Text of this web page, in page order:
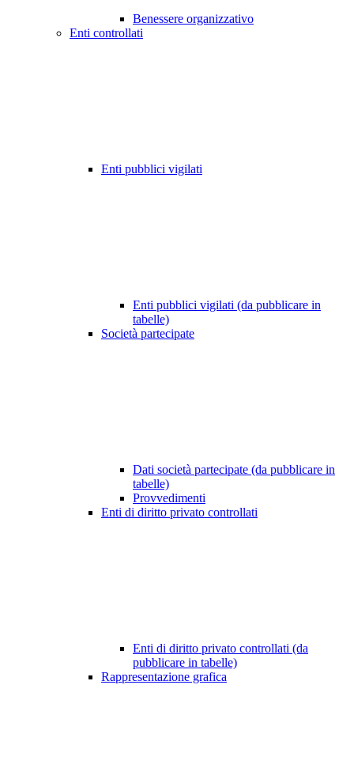
Benessere organizzativo
Enti controllati
Enti pubblici vigilati
Enti pubblici vigilati (da pubblicare in
tabelle)
Società partecipate
Dati società partecipate (da pubblicare in
tabelle)
Provvedimenti
Enti di diritto privato controllati
Enti di diritto privato controllati (da
pubblicare in tabelle)
Rappresentazione grafica